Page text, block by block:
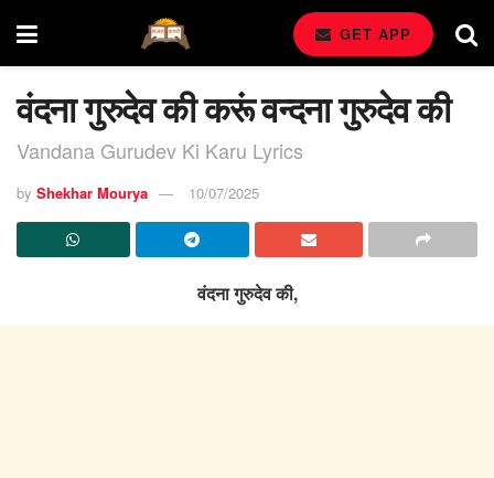
GET APP
वंदना गुरुदेव की करूं वन्दना गुरुदेव की
Vandana Gurudev Ki Karu Lyrics
by Shekhar Mourya 10/07/2025
वंदना गुरुदेव की,